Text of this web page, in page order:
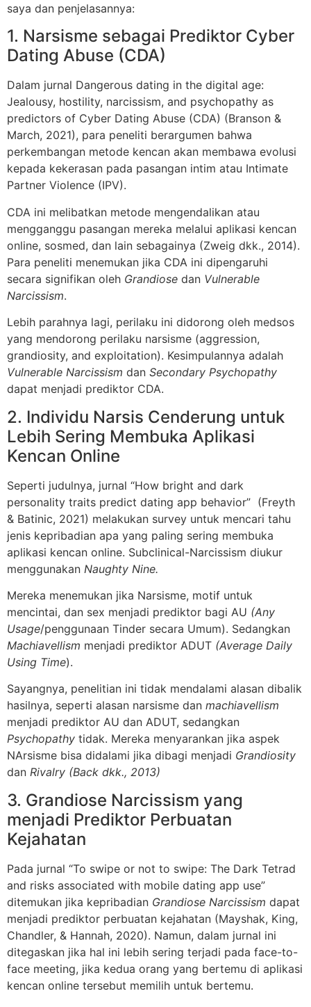
saya dan penjelasannya:
1. Narsisme sebagai Prediktor Cyber
Dating Abuse (CDA)
Dalam jurnal Dangerous dating in the digital age:
Jealousy, hostility, narcissism, and psychopathy as
predictors of Cyber Dating Abuse (CDA) (Branson &
March, 2021), para peneliti berargumen bahwa
perkembangan metode kencan akan membawa evolusi
kepada kekerasan pada pasangan intim atau Intimate
Partner Violence (IPV).
CDA ini melibatkan metode mengendalikan atau
mengganggu pasangan mereka melalui aplikasi kencan
online, sosmed, dan lain sebagainya (Zweig dkk., 2014).
Para peneliti menemukan jika CDA ini dipengaruhi
secara signifikan oleh Grandiose dan Vulnerable
Narcissism.
Lebih parahnya lagi, perilaku ini didorong oleh medsos
yang mendorong perilaku narsisme (aggression,
grandiosity, and exploitation). Kesimpulannya adalah
Vulnerable Narcissism dan Secondary Psychopathy
dapat menjadi prediktor CDA.
2. Individu Narsis Cenderung untuk
Lebih Sering Membuka Aplikasi
Kencan Online
Seperti judulnya, jurnal “How bright and dark
personality traits predict dating app behavior” (Freyth
& Batinic, 2021) melakukan survey untuk mencari tahu
jenis kepribadian apa yang paling sering membuka
aplikasi kencan online. Subclinical-Narcissism diukur
menggunakan Naughty Nine.
Mereka menemukan jika Narsisme, motif untuk
mencintai, dan sex menjadi prediktor bagi AU (Any
Usage/penggunaan Tinder secara Umum). Sedangkan
Machiavellism menjadi prediktor ADUT (Average Daily
Using Time).
Sayangnya, penelitian ini tidak mendalami alasan dibalik
hasilnya, seperti alasan narsisme dan machiavellism
menjadi prediktor AU dan ADUT, sedangkan
Psychopathy tidak. Mereka menyarankan jika aspek
NArsisme bisa didalami jika dibagi menjadi Grandiosity
dan Rivalry (Back dkk., 2013)
3. Grandiose Narcissism yang
menjadi Prediktor Perbuatan
Kejahatan
Pada jurnal “To swipe or not to swipe: The Dark Tetrad
and risks associated with mobile dating app use”
ditemukan jika kepribadian Grandiose Narcissism dapat
menjadi prediktor perbuatan kejahatan (Mayshak, King,
Chandler, & Hannah, 2020). Namun, dalam jurnal ini
ditegaskan jika hal ini lebih sering terjadi pada face-to-
face meeting, jika kedua orang yang bertemu di aplikasi
kencan online tersebut memilih untuk bertemu.